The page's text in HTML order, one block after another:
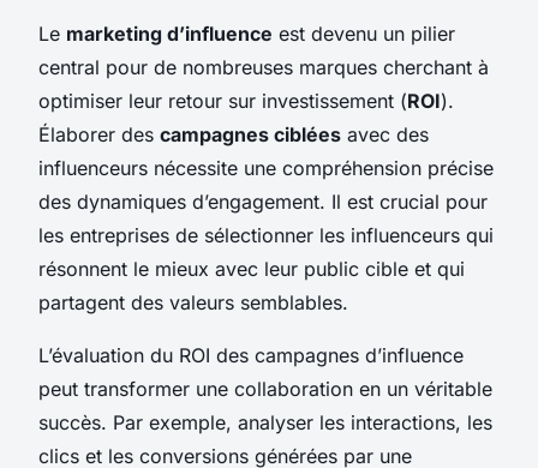
Le marketing d’influence est devenu un pilier
central pour de nombreuses marques cherchant à
optimiser leur retour sur investissement (ROI).
Élaborer des campagnes ciblées avec des
influenceurs nécessite une compréhension précise
des dynamiques d’engagement. Il est crucial pour
les entreprises de sélectionner les influenceurs qui
résonnent le mieux avec leur public cible et qui
partagent des valeurs semblables.
L’évaluation du ROI des campagnes d’influence
peut transformer une collaboration en un véritable
succès. Par exemple, analyser les interactions, les
clics et les conversions générées par une